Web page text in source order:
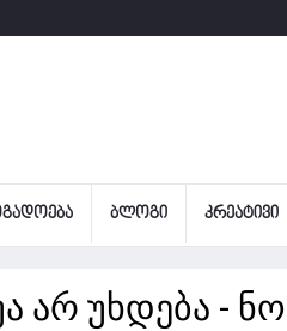
ᲑᲚᲝᲒᲘ ᲙᲠᲔᲐᲢᲘᲕᲘ
არ უხდება -